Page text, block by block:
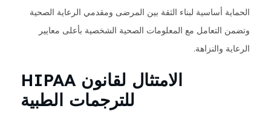
الحماية أساسية لبناء الثقة بين المرضى ومقدمي الرعاية الصحية
وتضمن التعامل مع المعلومات الصحية الشخصية بأعلى معايير
الرعاية والنزاهة.
الامتثال لقانون HIPAA
للترجمات الطبية